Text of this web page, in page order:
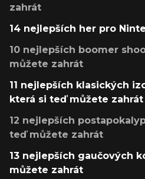
zahrát
14 nejlepších her pro
10 nejlepších boomer
můžete zahrát
11 nejlepších klasických
která si teď můžete zahrát
12 nejlepších
teď můžete zahrát
13 nejlepších gaučových
můžete zahrát